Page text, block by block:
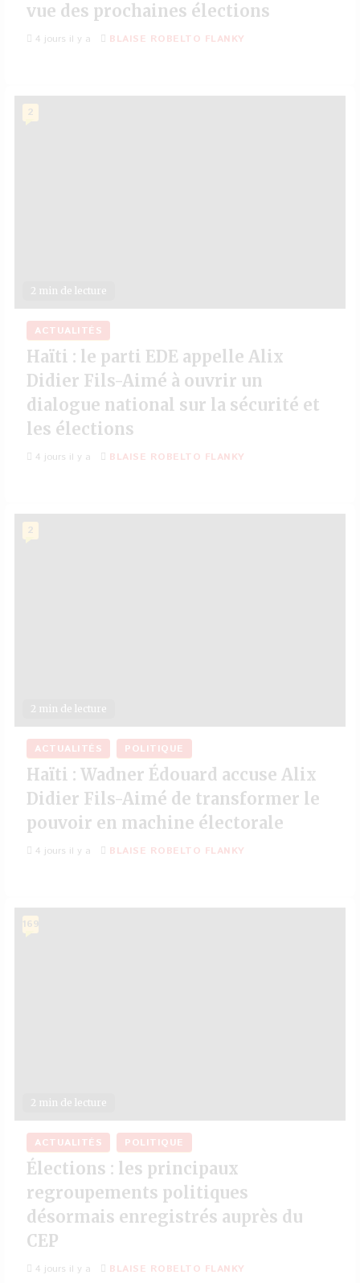
vue des prochaines élections
4 jours il y a BLAISE ROBELTO FLANKY
2 min de lecture
2
ACTUALITÉS
Haïti : le parti EDE appelle Alix
Didier Fils-Aimé à ouvrir un
dialogue national sur la sécurité et
les élections
4 jours il y a BLAISE ROBELTO FLANKY
2 min de lecture
2
ACTUALITÉS POLITIQUE
Haïti : Wadner Édouard accuse Alix
Didier Fils-Aimé de transformer le
pouvoir en machine électorale
4 jours il y a BLAISE ROBELTO FLANKY
2 min de lecture
169
ACTUALITÉS POLITIQUE
Élections : les principaux
regroupements politiques
désormais enregistrés auprès du
CEP
4 jours il y a BLAISE ROBELTO FLANKY